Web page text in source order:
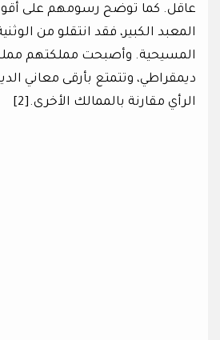
عاقل. كما توضح رسومهم على
المعبد الكبير، فقد انتقلو من
المسيحية. وأصبحت مملكتهم
ديمقراطي، وتتمتع بأرقى معاني
الرأي مقارنة بالممالك الأخرى.[2]